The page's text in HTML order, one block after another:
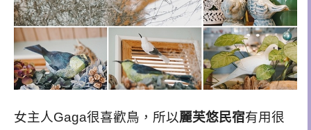
女主人Gaga很喜歡鳥，所以麗芙悠民宿有用很